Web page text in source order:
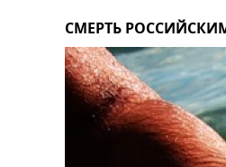
СМЕРТЬ